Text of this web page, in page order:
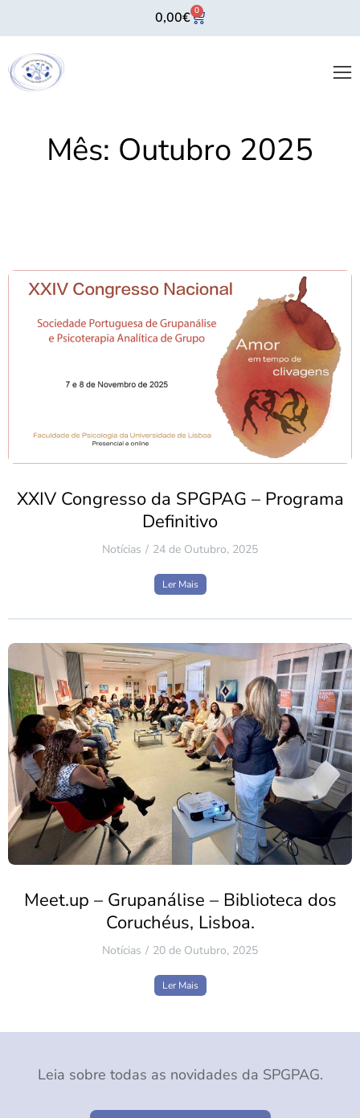
0,00€ 0
Mês: Outubro 2025
XXIV Congresso da SPGPAG – Programa
Definitivo
Notícias 24 de Outubro, 2025
Ler Mais
Meet.up – Grupanálise – Biblioteca dos
Coruchéus, Lisboa.
Notícias 20 de Outubro, 2025
Ler Mais
Leia sobre todas as novidades da SPGPAG.